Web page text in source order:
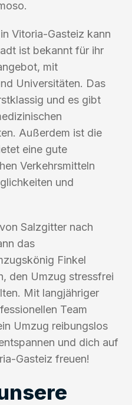
Vitoria-Gasteiz kann
ist bekannt für ihr
mit
Universitäten. Das
und es gibt
Außerdem ist die
eine gute
Verkehrsmitteln
und
Salzgitter nach
das
Finkel
den Umzug stressfrei
Mit langjähriger
Team
Umzug reibungslos
und dich auf
Gasteiz freuen!